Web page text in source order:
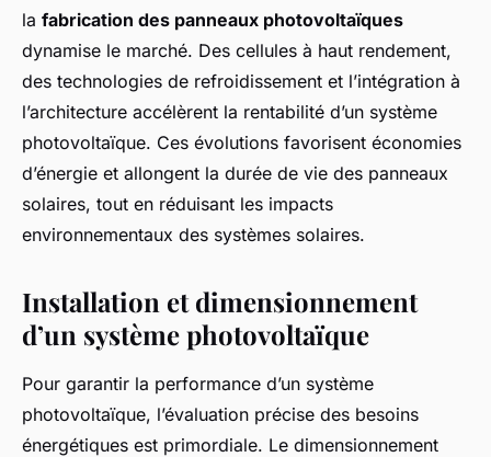
la fabrication des panneaux photovoltaïques
dynamise le marché. Des cellules à haut rendement,
des technologies de refroidissement et l’intégration à
l’architecture accélèrent la rentabilité d’un système
photovoltaïque. Ces évolutions favorisent économies
d’énergie et allongent la durée de vie des panneaux
solaires, tout en réduisant les impacts
environnementaux des systèmes solaires.
Installation et dimensionnement
d’un système photovoltaïque
Pour garantir la performance d’un système
photovoltaïque, l’évaluation précise des besoins
énergétiques est primordiale. Le dimensionnement